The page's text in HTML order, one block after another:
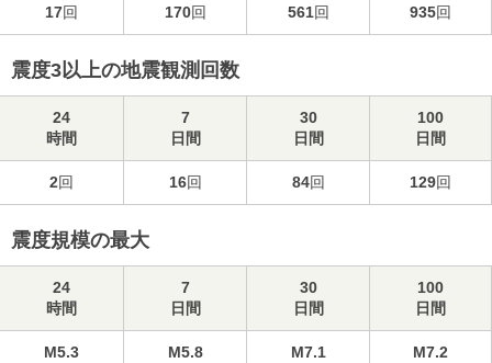
17回 170回 561回 935回
震度3以上の地震観測回数
24
時間
7
日間
30
日間
100
日間
2回 16回 84回 129回
震度規模の最大
24
時間
7
日間
30
日間
100
日間
M5.3
M5.8
M7.1
M7.2